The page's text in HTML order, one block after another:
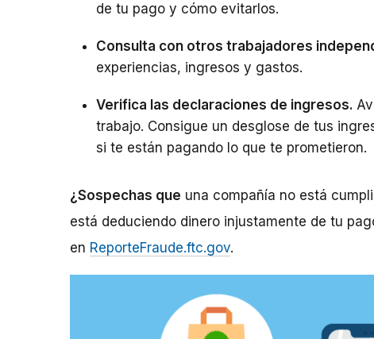
de tu pago y cómo evitarlos.
Consulta con otros trabajadores
experiencias, ingresos y gastos.
Verifica las declaraciones de ingresos.
trabajo. Consigue un desglose de tus
si te están pagando lo que te prometieron.
¿Sospechas que una compañía no está
está deduciendo dinero injustamente de tu
en ReporteFraude.ftc.gov.